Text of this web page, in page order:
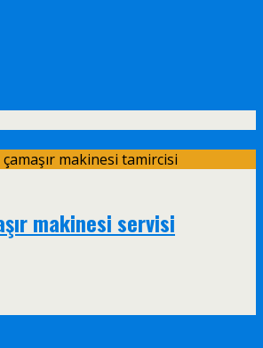
makinesi tamircisi
makinesi servisi